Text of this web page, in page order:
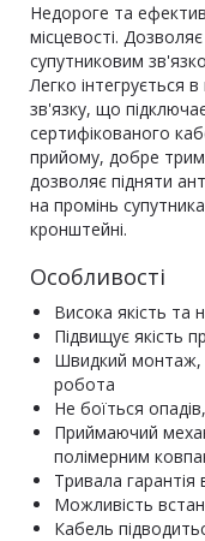
Недороге та
місцевості.
супутниковим
Легко інтегрується
зв'язку, що
сертифікованого
прийому, добре
дозволяє підняти
на промінь
кронштейні.
Особливості
Висока якість та
Підвищує якість
Швидкий монтаж,
робота
Не боїться
Приймаючий
полімерним
Тривала гарантія
Можливість
Кабель